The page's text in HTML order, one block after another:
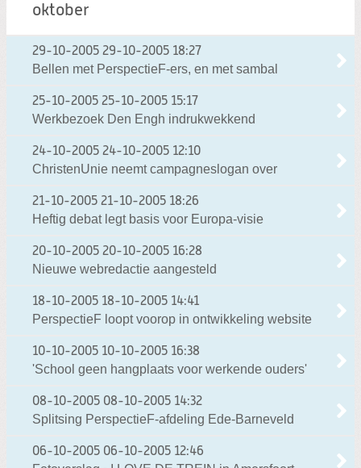
oktober
29-10-2005 29-10-2005 18:27
Bellen met PerspectieF-ers, en met sambal
25-10-2005 25-10-2005 15:17
Werkbezoek Den Engh indrukwekkend
24-10-2005 24-10-2005 12:10
ChristenUnie neemt campagneslogan over
21-10-2005 21-10-2005 18:26
Heftig debat legt basis voor Europa-visie
20-10-2005 20-10-2005 16:28
Nieuwe webredactie aangesteld
18-10-2005 18-10-2005 14:41
PerspectieF loopt voorop in ontwikkeling website
10-10-2005 10-10-2005 16:38
'School geen hangplaats voor werkende ouders'
08-10-2005 08-10-2005 14:32
Splitsing PerspectieF-afdeling Ede-Barneveld
06-10-2005 06-10-2005 12:46